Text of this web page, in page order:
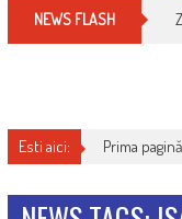
NEWS FLASH
Esti aici: Prima